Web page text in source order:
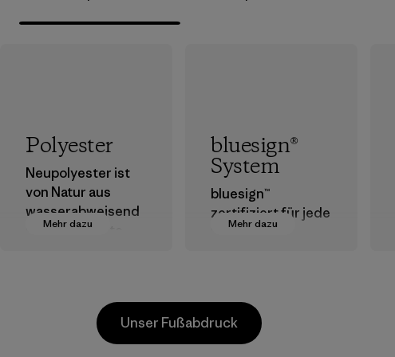
Mehr dazu
Polyester
Neupolyester ist
von Natur aus
wasserabweisend
und bringt gute
Mehr dazu
bluesign®
System
bluesign™
zertifiziert für jede
Stufe der
Verfahren,
Materialien und
Produkte, die für
Unser Fußabdruck